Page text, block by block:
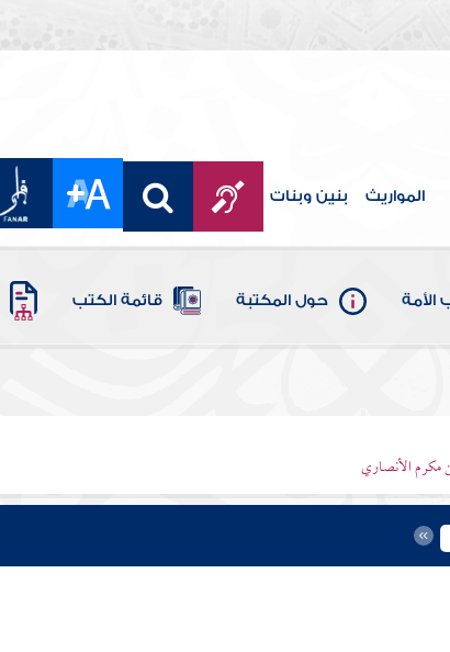
المواريث بنين وبنات
الأمة حول المكتبة قائمة الكتب
مكرم الأنصاري